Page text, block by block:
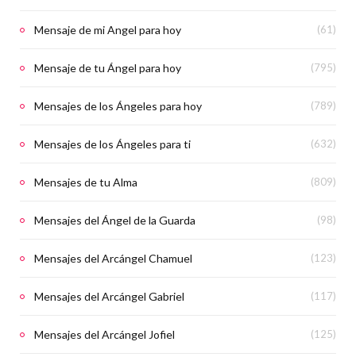
Mensaje de mi Angel para hoy (61)
Mensaje de tu Ángel para hoy (795)
Mensajes de los Ángeles para hoy (789)
Mensajes de los Ángeles para ti (632)
Mensajes de tu Alma (809)
Mensajes del Ángel de la Guarda (98)
Mensajes del Arcángel Chamuel (123)
Mensajes del Arcángel Gabriel (117)
Mensajes del Arcángel Jofiel (125)